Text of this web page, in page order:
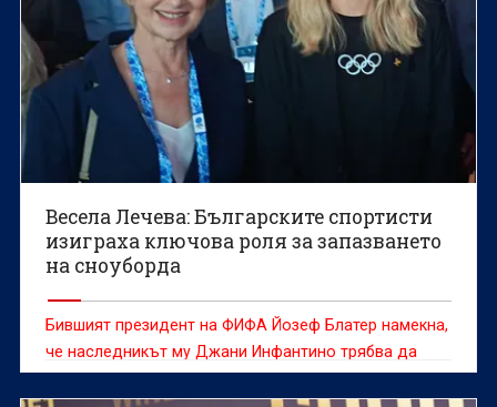
Весела Лечева: Българските спортисти
изиграха ключова роля за запазването
на сноуборда
Бившият президент на ФИФА Йозеф Блатер намекна,
че наследникът му Джани Инфантино трябва да
напусне поста си след случая с Фоларин Балогун на